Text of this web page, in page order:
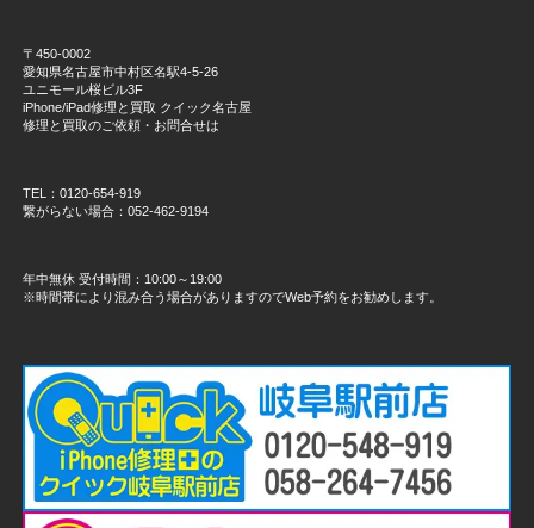
〒450-0002
愛知県名古屋市中村区名駅4-5-26
ユニモール桜ビル3F
iPhone/iPad修理と買取 クイック名古屋
修理と買取のご依頼・お問合せは
TEL：0120-654-919
繋がらない場合：052-462-9194
年中無休 受付時間：10:00～19:00
※時間帯により混み合う場合がありますのでWeb予約をお勧めします。